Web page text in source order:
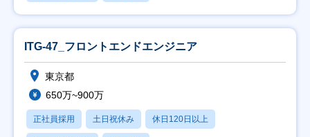
ITG-47_フロントエンドエンジニア
東京都
650万~900万
正社員採用 土日祝休み 休日120日以上